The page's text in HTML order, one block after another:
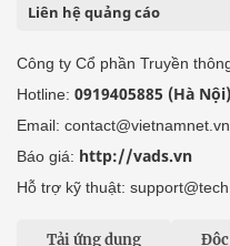
Liên hệ quảng cáo
Công ty Cổ phần Truyền
Hotline: 0919405885 (Hà Nội)
Email: contact@vietnamnet.vn
Báo giá: http://vads.vn
Hỗ trợ kỹ thuật:
Tải ứng dụng